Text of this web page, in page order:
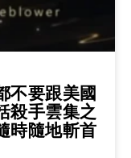
不要跟美國
殺手雲集之
時隨地斬首